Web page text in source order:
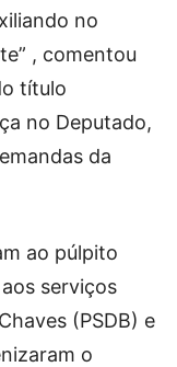
no
, comentou
título
no Deputado,
da
ao púlpito
serviços
(PSDB) e
o